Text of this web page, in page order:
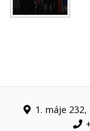
1. máje